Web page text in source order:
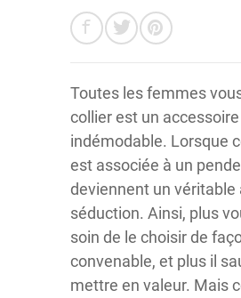
Toutes les femmes
collier est un
indémodable. Lorsque
est associée à un
deviennent un véritable
séduction. Ainsi, plus
soin de le choisir de
convenable, et plus il
mettre en valeur. Mais